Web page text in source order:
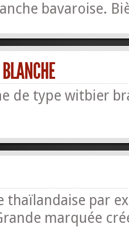
bavaroise.
de type witbier
thaïlandaise par
marquée